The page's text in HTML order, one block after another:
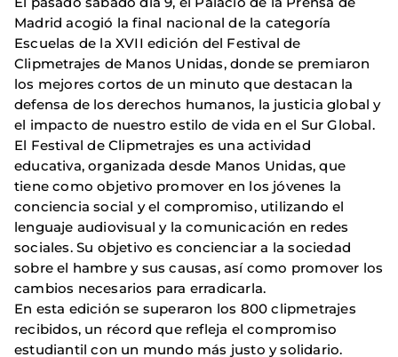
Madrid acogió la final nacional de la categoría
Escuelas de la XVII edición del Festival de
Clipmetrajes de Manos Unidas, donde se premiaron
los mejores cortos de un minuto que destacan la
defensa de los derechos humanos, la justicia global y
el impacto de nuestro estilo de vida en el Sur Global.
El Festival de Clipmetrajes es una actividad
educativa, organizada desde Manos Unidas, que
tiene como objetivo promover en los jóvenes la
conciencia social y el compromiso, utilizando el
lenguaje audiovisual y la comunicación en redes
sociales. Su objetivo es concienciar a la sociedad
sobre el hambre y sus causas, así como promover los
cambios necesarios para erradicarla.
En esta edición se superaron los 800 clipmetrajes
recibidos, un récord que refleja el compromiso
estudiantil con un mundo más justo y solidario.